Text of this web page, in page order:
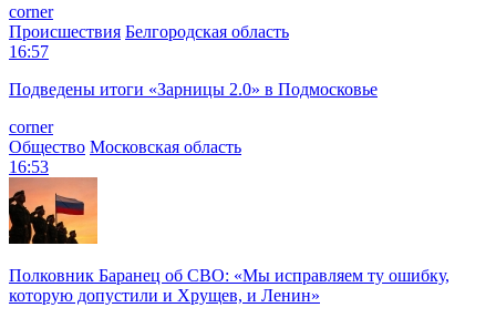
corner
Происшествия Белгородская область
16:57
Подведены итоги «Зарницы 2.0» в Подмосковье
corner
Общество Московская область
16:53
Полковник Баранец об СВО: «Мы исправляем ту ошибку,
которую допустили и Хрущев, и Ленин»